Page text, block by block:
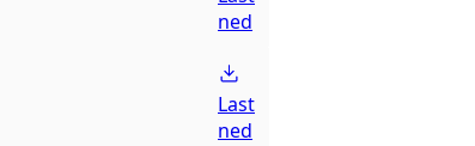
ned
Last
ned